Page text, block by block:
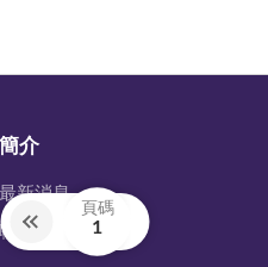
1
簡介
最新消息
聯繫我們